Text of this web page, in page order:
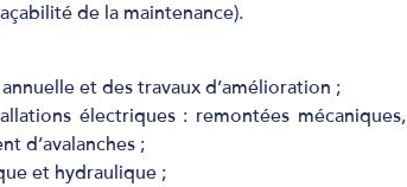
de la maintenance).
et des travaux d’amélioration ;
électriques : remontées mécaniques,
d’avalanches ;
et hydraulique ;